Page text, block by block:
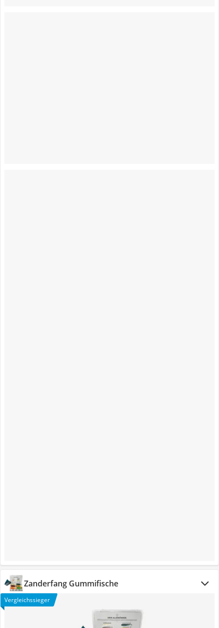
Zanderfang Gummifische
Vergleichssieger